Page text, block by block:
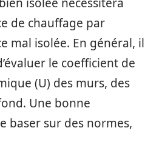
de chauffage par
mal isolée. En général, il
le coefficient de
(U) des murs, des
Une bonne
baser sur des normes,